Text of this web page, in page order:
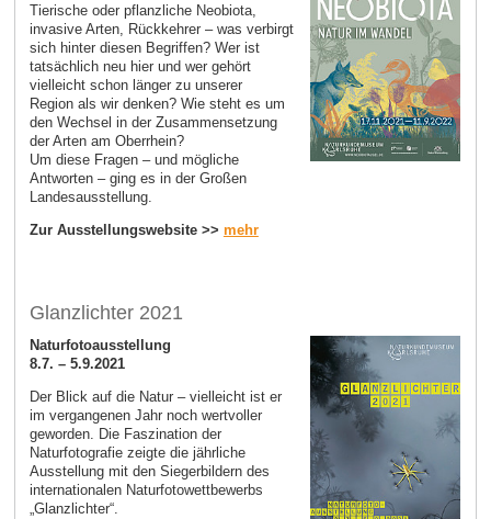
Tierische oder pflanzliche Neobiota,
invasive Arten, Rückkehrer – was verbirgt
sich hinter diesen Begriffen? Wer ist
tatsächlich neu hier und wer gehört
vielleicht schon länger zu unserer
Region als wir denken? Wie steht es um
den Wechsel in der Zusammensetzung
der Arten am Oberrhein?
Um diese Fragen – und mögliche
Antworten – ging es in der Großen
Landesausstellung.
Zur Ausstellungswebsite >> mehr
Glanzlichter 2021
Naturfotoausstellung
8.7. – 5.9.2021
Der Blick auf die Natur – vielleicht ist er
im vergangenen Jahr noch wertvoller
geworden. Die Faszination der
Naturfotografie zeigte die jährliche
Ausstellung mit den Siegerbildern des
internationalen Naturfotowettbewerbs
„Glanzlichter“.